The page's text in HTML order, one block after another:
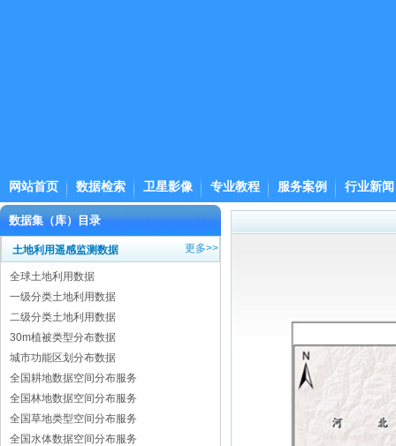
网站首页 数据检索 卫星影像 专业教程 服务案例 行业新闻
数据集（库）目录
土地利用遥感监测数据 更多>>
全球土地利用数据
一级分类土地利用数据
二级分类土地利用数据
30m植被类型分布数据
城市功能区划分布数据
全国耕地数据空间分布服务
全国林地数据空间分布服务
全国草地类型空间分布服务
全国水体数据空间分布服务